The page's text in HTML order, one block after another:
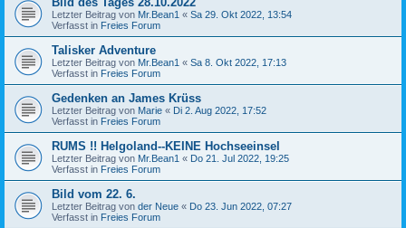
Letzter Beitrag von Mr.Bean1 « Sa 29. Okt 2022, 13:54
Verfasst in Freies Forum
Talisker Adventure
Letzter Beitrag von Mr.Bean1 « Sa 8. Okt 2022, 17:13
Verfasst in Freies Forum
Gedenken an James Krüss
Letzter Beitrag von Marie « Di 2. Aug 2022, 17:52
Verfasst in Freies Forum
RUMS !! Helgoland--KEINE Hochseeinsel
Letzter Beitrag von Mr.Bean1 « Do 21. Jul 2022, 19:25
Verfasst in Freies Forum
Bild vom 22. 6.
Letzter Beitrag von der Neue « Do 23. Jun 2022, 07:27
Verfasst in Freies Forum